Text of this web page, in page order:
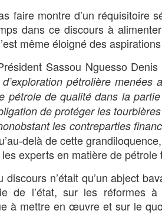
faire montre d’un
dans ce discours à
même éloigné des
Sassou Nguesso
pétrolière
pétrole de qualité dans la
de protéger les
les contreparties
delà de cette
experts en matière de pétrole
discours n’était qu’un abject
de l’état, sur les réformes
à mettre en œuvre et sur le